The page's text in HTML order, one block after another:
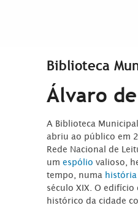
Biblioteca
Álvaro
A Biblioteca
abriu ao público em
Rede Nacional de
umespóliovalioso,
tempo, numa história
século XIX. O
histórico da cidade